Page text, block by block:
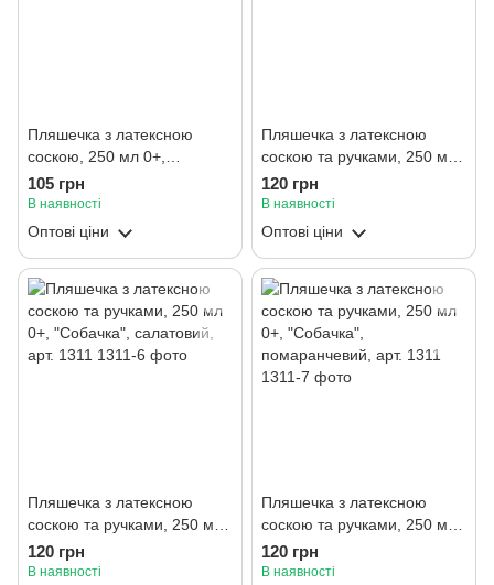
Пляшечка з латексною
соскою, 250 мл 0+,
помаранчевий, арт. 1310
105 грн
В наявності
Оптові ціни
Пляшечка з латексною
соскою та ручками, 250 мл
0+, "Собачка", жовтий, арт.
1311
120 грн
В наявності
Оптові ціни
Пляшечка з латексною
соскою та ручками, 250 мл
0+, "Собачка", салатовий,
арт. 1311
120 грн
В наявності
Пляшечка з латексною
соскою та ручками, 250 мл
0+, "Собачка",
помаранчевий, арт. 1311
120 грн
В наявності